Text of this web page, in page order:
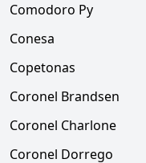
Comodoro Py
Conesa
Copetonas
Coronel Brandsen
Coronel Charlone
Coronel Dorrego